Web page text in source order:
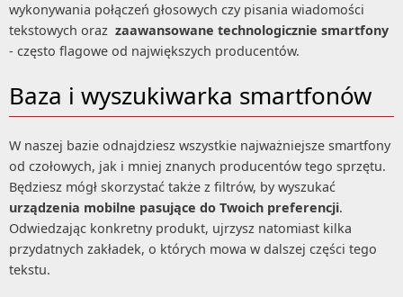
wykonywania połączeń głosowych czy pisania wiadomości
tekstowych oraz zaawansowane technologicznie smartfony
- często flagowe od największych producentów.
Baza i wyszukiwarka smartfonów
W naszej bazie odnajdziesz wszystkie najważniejsze smartfony
od czołowych, jak i mniej znanych producentów tego sprzętu.
Będziesz mógł skorzystać także z filtrów, by wyszukać
urządzenia mobilne pasujące do Twoich preferencji.
Odwiedzając konkretny produkt, ujrzysz natomiast kilka
przydatnych zakładek, o których mowa w dalszej części tego
tekstu.